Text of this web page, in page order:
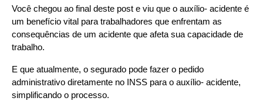
Você chegou ao final deste post e viu que o auxílio- acidente é
um benefício vital para trabalhadores que enfrentam as
consequências de um acidente que afeta sua capacidade de
trabalho.
E que atualmente, o segurado pode fazer o pedido
administrativo diretamente no INSS para o auxílio- acidente,
simplificando o processo.